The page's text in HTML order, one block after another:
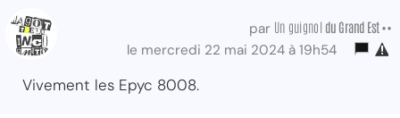
par Un guignol du Grand Est ••
le mercredi 22 mai 2024 à 19h54
Vivement les Epyc 8008.